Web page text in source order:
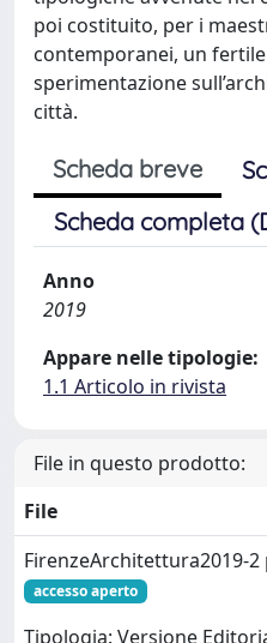
poi costituito, per i
contemporanei, un
sperimentazione
città.
Scheda breve
Scheda completa
Anno
2019
Appare nelle tipologie:
1.1 Articolo in rivista
File in questo prodotto:
File
FirenzeArchitettura2019-
accesso aperto
Tipologia: Versione